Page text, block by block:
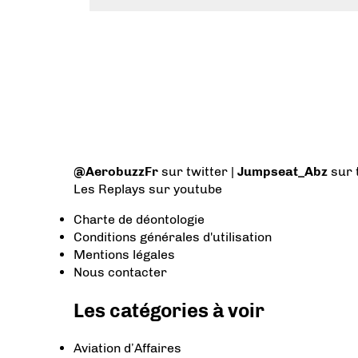
@AerobuzzFr sur twitter | Jumpseat_Abz sur
Les Replays sur youtube
Charte de déontologie
Conditions générales d'utilisation
Mentions légales
Nous contacter
Les catégories à voir
Aviation d’Affaires